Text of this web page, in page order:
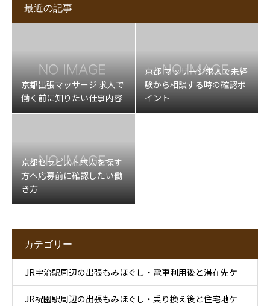
最近の記事
京都出張マッサージ 求人で
働く前に知りたい仕事内容
京都 マッサージ求人で未経
験から相談する時の確認ポ
イント
京都セラピスト求人を探す
方へ応募前に確認したい働
き方
カテゴリー
JR宇治駅周辺の出張もみほぐし・電車利用後と滞在先ケ
ア
JR祝園駅周辺の出張もみほぐし・乗り換え後と住宅地ケ